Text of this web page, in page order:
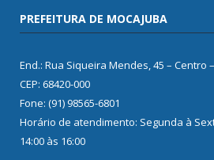
PREFEITURA DE MOCAJUBA
End.: Rua Siqueira Mendes, 45 – Centro
CEP: 68420-000
Fone: (91) 98565-6801
Horário de atendimento: Segunda à
14:00 às 16:00